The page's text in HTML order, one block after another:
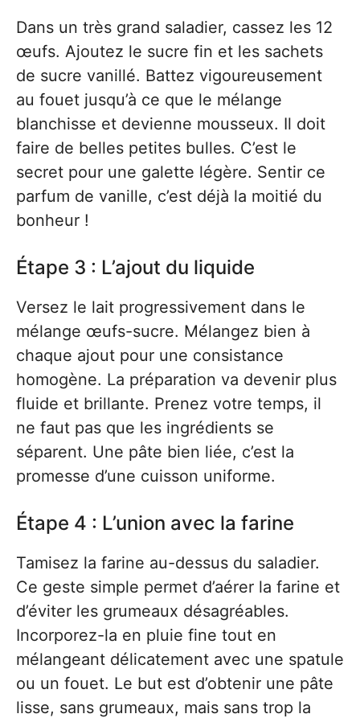
Dans un très grand saladier, cassez les 12
œufs. Ajoutez le sucre fin et les sachets
de sucre vanillé. Battez vigoureusement
au fouet jusqu’à ce que le mélange
blanchisse et devienne mousseux. Il doit
faire de belles petites bulles. C’est le
secret pour une galette légère. Sentir ce
parfum de vanille, c’est déjà la moitié du
bonheur !
Étape 3 : L’ajout du liquide
Versez le lait progressivement dans le
mélange œufs-sucre. Mélangez bien à
chaque ajout pour une consistance
homogène. La préparation va devenir plus
fluide et brillante. Prenez votre temps, il
ne faut pas que les ingrédients se
séparent. Une pâte bien liée, c’est la
promesse d’une cuisson uniforme.
Étape 4 : L’union avec la farine
Tamisez la farine au-dessus du saladier.
Ce geste simple permet d’aérer la farine et
d’éviter les grumeaux désagréables.
Incorporez-la en pluie fine tout en
mélangeant délicatement avec une spatule
ou un fouet. Le but est d’obtenir une pâte
lisse, sans grumeaux, mais sans trop la